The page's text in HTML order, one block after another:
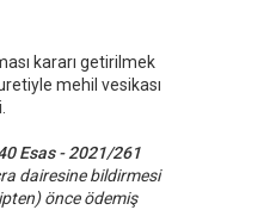
kararı getirilmek
mehil vesikası
Esas - 2021/261
dairesine bildirmesi
önce ödemiş